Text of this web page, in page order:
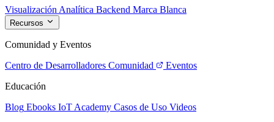
Visualización Analítica Backend Marca Blanca
Recursos
Comunidad y Eventos
Centro de Desarrolladores Comunidad
Eventos
Educación
Blog Ebooks IoT Academy Casos de Uso Videos